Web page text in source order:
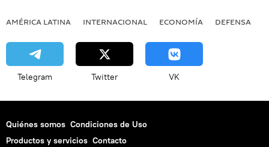
AMÉRICA LATINA INTERNACIONAL ECONOMÍA DEFENSA
Telegram Twitter VK
Quiénes somos Condiciones de Uso
Productos y servicios Contacto